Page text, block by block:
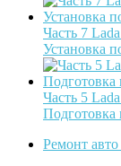
Часть 7
Установка
Часть 5
Подготовка
Ремонт